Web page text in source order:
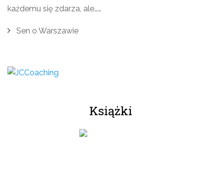
każdemu się zdarza, ale……
Sen o Warszawie
Książki